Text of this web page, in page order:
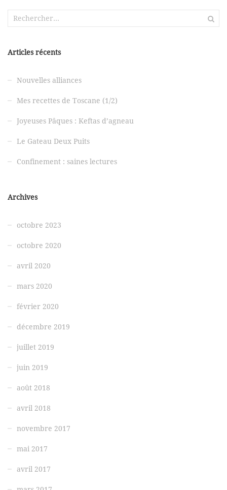
Rechercher :
Articles récents
Nouvelles alliances
Mes recettes de Toscane (1/2)
Joyeuses Pâques : Keftas d’agneau
Le Gateau Deux Puits
Confinement : saines lectures
Archives
octobre 2023
octobre 2020
avril 2020
mars 2020
février 2020
décembre 2019
juillet 2019
juin 2019
août 2018
avril 2018
novembre 2017
mai 2017
avril 2017